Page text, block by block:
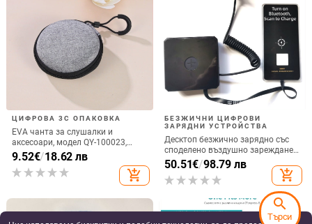
ЦИФРОВА 3C ОПАКОВКА
EVA чанта за слушалки и
аксесоари, модел QY-100023,
изработка: горещо пресоване и
шиене, носещ капацитет 5,
предназначена за слушалки,
кабели, зарядни и преносим хард
9.52€/18.62 лв
add_shopping_cart
БЕЗЖИЧНИ ЦИФРОВИ
ЗАРЯДНИ УСТРОЙСТВА
Десктоп безжично зарядно със
споделено въздушно зареждане,
22.5W QC3.0, 2A изход
50.51€/98.79 лв
add_shopping_cart
search
Търси